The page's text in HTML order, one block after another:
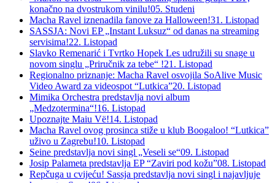
konačno na dvostrukom vinilu!05. Studeni
Macha Ravel iznenadila fanove za Halloween!31. Listopad
SASSJA: Novi EP „Instant Luksuz“ od danas na streaming
servisima!22. Listopad
Slavko Remenarić i Tvrtko Hopek Les udružili su snage u
novom singlu „Priručnik za tebe“ !21. Listopad
Regionalno priznanje: Macha Ravel osvojila SoAlive Music
Video Award za videospot “Lutkica”20. Listopad
Mimika Orchestra predstavlja novi album
„Medzotermina“!16. Listopad
Upoznajte Maiu Vë!14. Listopad
Macha Ravel ovog prosinca stiže u klub Boogaloo! “Lutkica”
uživo u Zagrebu!10. Listopad
Seine predstavlja novi singl „Veseli se“09. Listopad
Josip Palameta predstavlja EP “Zaviri pod kožu”08. Listopad
Repčuga u cvijeću! Sassja predstavlja novi singl i najavljuje